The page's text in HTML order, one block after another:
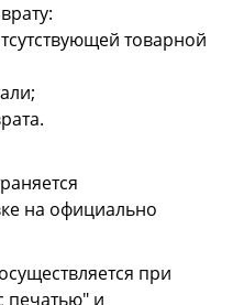
товарной
на официально
при
печатью" и